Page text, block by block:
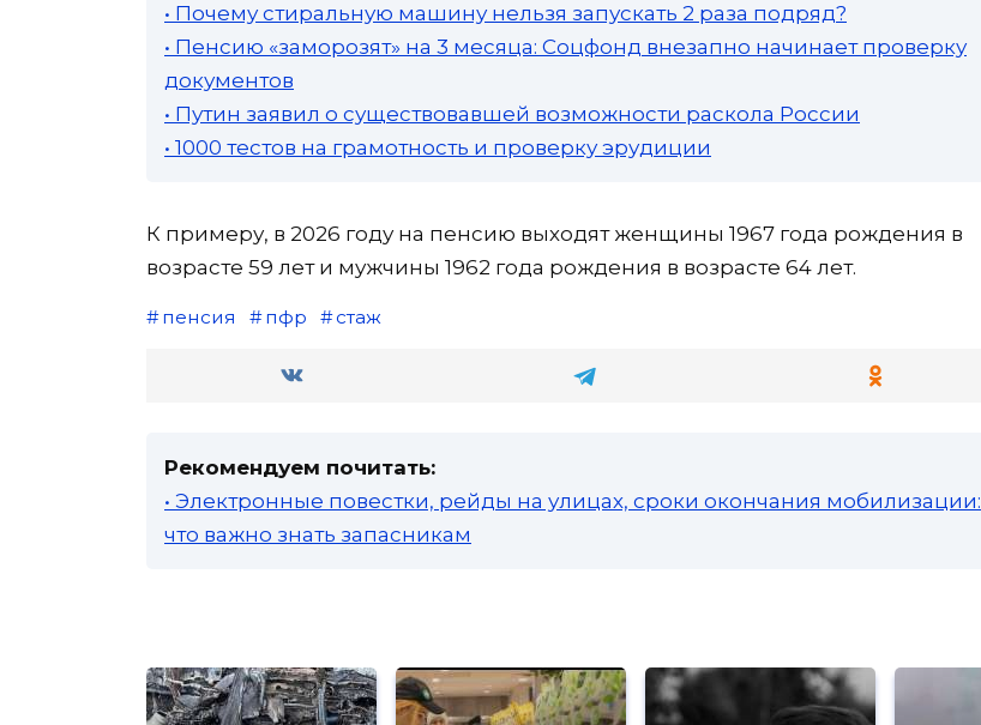
• Почему стиральную машину нельзя запускать 2 раза подряд?
• Пенсию «заморозят» на 3 месяца: Соцфонд внезапно начинает проверку
документов
• Путин заявил о существовавшей возможности раскола России
• 1000 тестов на грамотность и проверку эрудиции
К примеру, в 2026 году на пенсию выходят женщины 1967 года рождения в
возрасте 59 лет и мужчины 1962 года рождения в возрасте 64 лет.
пенсия пфр стаж
Рекомендуем почитать:
• Электронные повестки, рейды на улицах, сроки окончания мобилизации:
что важно знать запасникам